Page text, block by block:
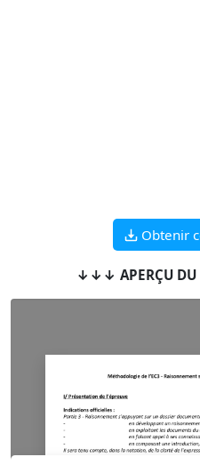
Obtenir
↓↓↓ APERÇU